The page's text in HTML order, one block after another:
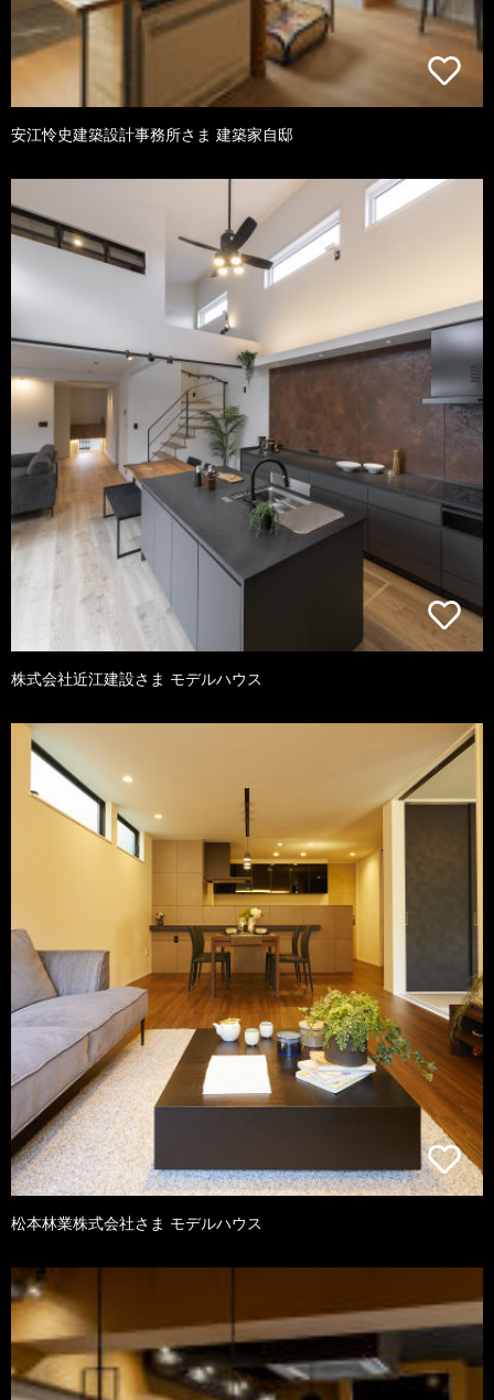
安江怜史建築設計事務所さま 建築家自邸
株式会社近江建設さま モデルハウス
松本林業株式会社さま モデルハウス